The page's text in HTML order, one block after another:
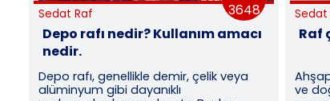
3648
amacı
veya
4043
Raf çeşitleri nelerdir
Ahşap Raflar: Ahşap raflar, dayanıklılığı
ve doğal güzelliği nedeniyle popüler bir